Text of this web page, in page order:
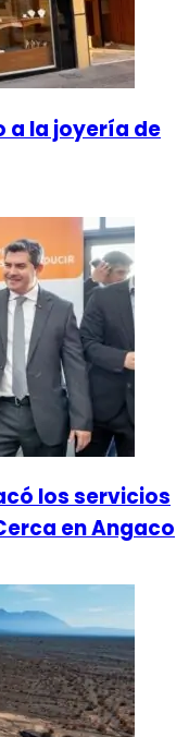
a la joyería de
los servicios
en Angaco